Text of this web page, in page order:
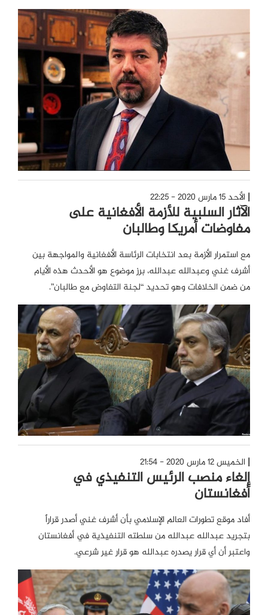
الأحد 15 مارس 2020 - 22:25
الآثار السلبية للأزمة الأفغانية على
مفاوضات أمريكا وطالبان
مع استمرار الأزمة بعد انتخابات الرئاسة الأفغانية والمواجهة بين
أشرف غني وعبدالله عبدالله، برز موضوع هو الأحدث هذه الأيام
من ضمن الخلافات وهو تحديد “لجنة التفاوض مع طالبان”.
الخميس 12 مارس 2020 - 21:54
إلغاء منصب الرئيس التنفيذي في
أفغانستان
أفاد موقع تطورات العالم الإسلامي بأن أشرف غني أصدر قراراً
بتجريد عبدالله عبدالله من سلطته التنفيذية في أفغانستان
واعتبر أن أي قرار يصدره عبدالله هو قرار غير شرعي.